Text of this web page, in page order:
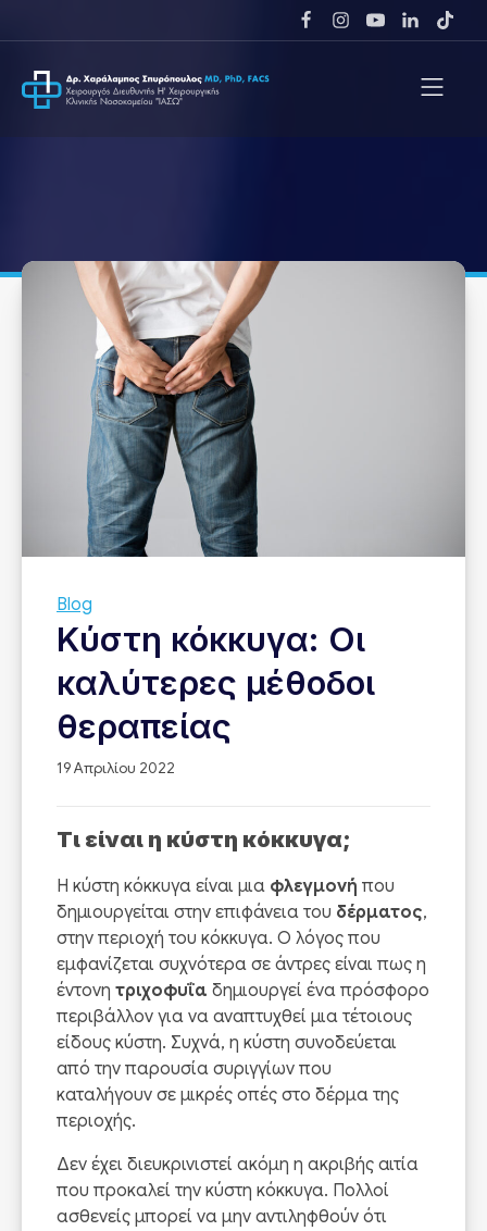
Blog
Κύστη κόκκυγα: Οι
καλύτερες μέθοδοι
θεραπείας
19 Απριλίου 2022
Τι είναι η κύστη κόκκυγα;
Η κύστη κόκκυγα είναι μια φλεγμονή που
δημιουργείται στην επιφάνεια του δέρματος,
στην περιοχή του κόκκυγα. Ο λόγος που
εμφανίζεται συχνότερα σε άντρες είναι πως η
έντονη τριχοφυΐα δημιουργεί ένα πρόσφορο
περιβάλλον για να αναπτυχθεί μια τέτοιους
είδους κύστη. Συχνά, η κύστη συνοδεύεται
από την παρουσία συριγγίων που
καταλήγουν σε μικρές οπές στο δέρμα της
περιοχής.
Δεν έχει διευκρινιστεί ακόμη η ακριβής αιτία
που προκαλεί την κύστη κόκκυγα. Πολλοί
ασθενείς μπορεί να μην αντιληφθούν ότι